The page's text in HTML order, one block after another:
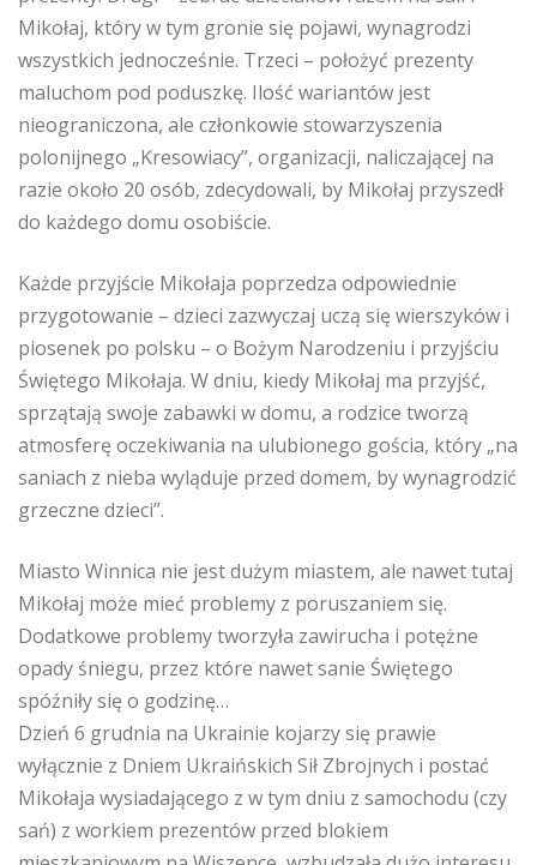
Mikołaj, który w tym gronie się pojawi, wynagrodzi
wszystkich jednocześnie. Trzeci – położyć prezenty
maluchom pod poduszkę. Ilość wariantów jest
nieograniczona, ale członkowie stowarzyszenia
polonijnego „Kresowiacy”, organizacji, naliczającej na
razie około 20 osób, zdecydowali, by Mikołaj przyszedł
do każdego domu osobiście.
Każde przyjście Mikołaja poprzedza odpowiednie
przygotowanie – dzieci zazwyczaj uczą się wierszyków i
piosenek po polsku – o Bożym Narodzeniu i przyjściu
Świętego Mikołaja. W dniu, kiedy Mikołaj ma przyjść,
sprzątają swoje zabawki w domu, a rodzice tworzą
atmosferę oczekiwania na ulubionego gościa, który „na
saniach z nieba wyląduje przed domem, by wynagrodzić
grzeczne dzieci”.
Miasto Winnica nie jest dużym miastem, ale nawet tutaj
Mikołaj może mieć problemy z poruszaniem się.
Dodatkowe problemy tworzyła zawirucha i potężne
opady śniegu, przez które nawet sanie Świętego
spóźniły się o godzinę…
Dzień 6 grudnia na Ukrainie kojarzy się prawie
wyłącznie z Dniem Ukraińskich Sił Zbrojnych i postać
Mikołaja wysiadającego z w tym dniu z samochodu (czy
sań) z workiem prezentów przed blokiem